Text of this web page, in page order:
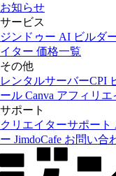
お知らせ
サービス
ジンドゥー AI ビルダ
イター 価格一覧
その他
レンタルサーバーCPI
ール Canva アフィリエ
サポート
クリエイターサポート
ー JimdoCafe お問い合